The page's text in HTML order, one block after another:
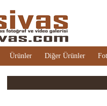
Ürünler Diğer Ürünler